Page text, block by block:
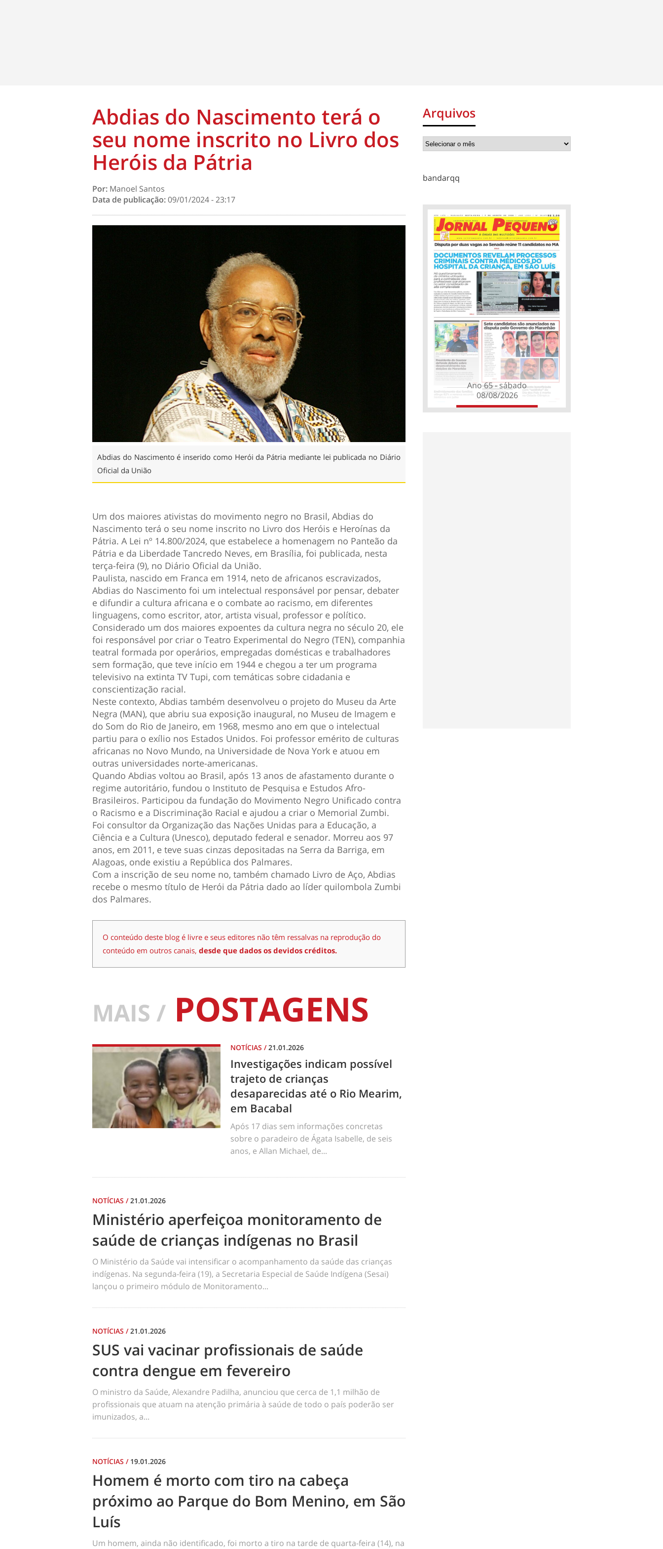
Abdias do Nascimento terá o
seu nome inscrito no Livro dos
Heróis da Pátria
Por: Manoel Santos
Data de publicação:09/01/2024 - 23:17
Abdias do Nascimento é inserido como Herói da Pátria mediante lei publicada no Diário
Oficial da União
Um dos maiores ativistas do movimento negro no Brasil, Abdias do
Nascimento terá o seu nome inscrito no Livro dos Heróis e Heroínas da
Pátria. A Lei nº 14.800/2024, que estabelece a homenagem no Panteão da
Pátria e da Liberdade Tancredo Neves, em Brasília, foi publicada, nesta
terça-feira (9), no Diário Oficial da União.
Paulista, nascido em Franca em 1914, neto de africanos escravizados,
Abdias do Nascimento foi um intelectual responsável por pensar, debater
e difundir a cultura africana e o combate ao racismo, em diferentes
linguagens, como escritor, ator, artista visual, professor e político.
Considerado um dos maiores expoentes da cultura negra no século 20, ele
foi responsável por criar o Teatro Experimental do Negro (TEN), companhia
teatral formada por operários, empregadas domésticas e trabalhadores
sem formação, que teve início em 1944 e chegou a ter um programa
televisivo na extinta TV Tupi, com temáticas sobre cidadania e
conscientização racial.
Neste contexto, Abdias também desenvolveu o projeto do Museu da Arte
Negra (MAN), que abriu sua exposição inaugural, no Museu de Imagem e
do Som do Rio de Janeiro, em 1968, mesmo ano em que o intelectual
partiu para o exílio nos Estados Unidos. Foi professor emérito de culturas
africanas no Novo Mundo, na Universidade de Nova York e atuou em
outras universidades norte-americanas.
Quando Abdias voltou ao Brasil, após 13 anos de afastamento durante o
regime autoritário, fundou o Instituto de Pesquisa e Estudos Afro-
Brasileiros. Participou da fundação do Movimento Negro Unificado contra
o Racismo e a Discriminação Racial e ajudou a criar o Memorial Zumbi.
Foi consultor da Organização das Nações Unidas para a Educação, a
Ciência e a Cultura (Unesco), deputado federal e senador. Morreu aos 97
anos, em 2011, e teve suas cinzas depositadas na Serra da Barriga, em
Alagoas, onde existiu a República dos Palmares.
Com a inscrição de seu nome no, também chamado Livro de Aço, Abdias
recebe o mesmo título de Herói da Pátria dado ao líder quilombola Zumbi
dos Palmares.
O conteúdo deste blog é livre e seus editores não têm ressalvas na reprodução do
conteúdo em outros canais, desde que dados os devidos créditos.
MAIS / POSTAGENS
NOTÍCIAS /21.01.2026
Investigações indicam possível
trajeto de crianças
desaparecidas até o Rio Mearim,
em Bacabal
Após 17 dias sem informações concretas
sobre o paradeiro de Ágata Isabelle, de seis
anos, e Allan Michael, de...
NOTÍCIAS /21.01.2026
Ministério aperfeiçoa monitoramento de
saúde de crianças indígenas no Brasil
O Ministério da Saúde vai intensificar o acompanhamento da saúde das crianças
indígenas. Na segunda-feira (19), a Secretaria Especial de Saúde Indígena (Sesai)
lançou o primeiro módulo de Monitoramento...
NOTÍCIAS /21.01.2026
SUS vai vacinar profissionais de saúde
contra dengue em fevereiro
O ministro da Saúde, Alexandre Padilha, anunciou que cerca de 1,1 milhão de
profissionais que atuam na atenção primária à saúde de todo o país poderão ser
imunizados, a...
NOTÍCIAS / 19.01.2026
Homem é morto com tiro na cabeça
próximo ao Parque do Bom Menino, em São
Luís
Um homem, ainda não identificado, foi morto a tiro na tarde de quarta-feira (14), na
Arquivos
bandarqq
Ano 65 - sábado
08/08/2026